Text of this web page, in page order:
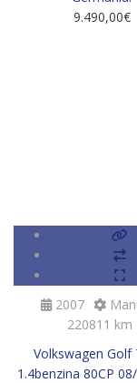
9.490,00€
2007
220811 km
Volkswagen Golf
1.4benzina 80CP